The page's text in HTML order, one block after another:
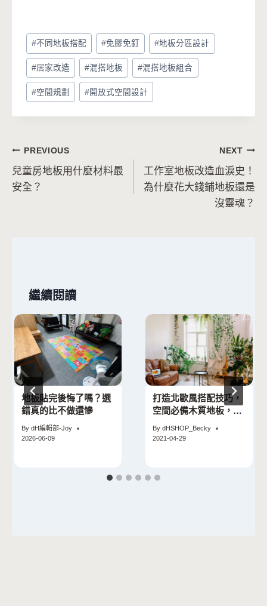
Post
Tags:
#不同地板搭配 #免膠免釘 #地板分區設計
#居家改造 #混搭地板 #混搭地板組合
#空間規劃 #開放式空間設計
文
章
PREVIOUS
兒童房地板用什麼材料最
安全？
NEXT
工作室地板改造血淚史！
為什麼花大錢鋪地板還是
沒靈魂？
繼續閱讀
地板貼完後悔了嗎？選
錯真的比不做還慘
By dH編輯部-Joy
2026-06-09
打造北歐風搭配技巧，
空間必備木質地板，深
By dHSHOP_Becky
2021-04-29